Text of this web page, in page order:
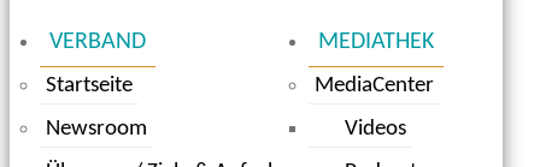
VERBAND
Startseite
Newsroom
MEDIATHEK
MediaCenter
Videos